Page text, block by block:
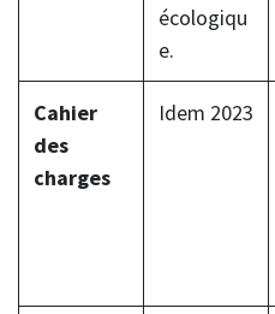
écologiqu
e.
Cahier
des
charges
Idem 2023